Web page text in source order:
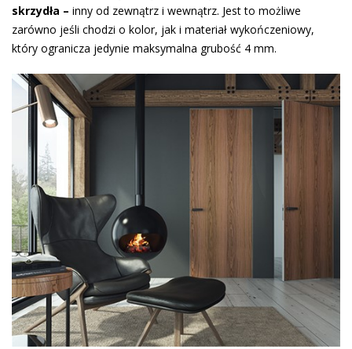
skrzydła – inny od zewnątrz i wewnątrz. Jest to możliwe
zarówno jeśli chodzi o kolor, jak i materiał wykończeniowy,
który ogranicza jedynie maksymalna grubość 4 mm.